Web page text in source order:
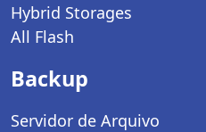
Hybrid Storages
All Flash
Backup
Servidor de Arquivo